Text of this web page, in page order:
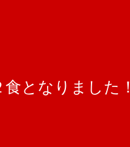
となりました！